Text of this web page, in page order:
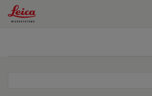
Leica Microsystems Logo